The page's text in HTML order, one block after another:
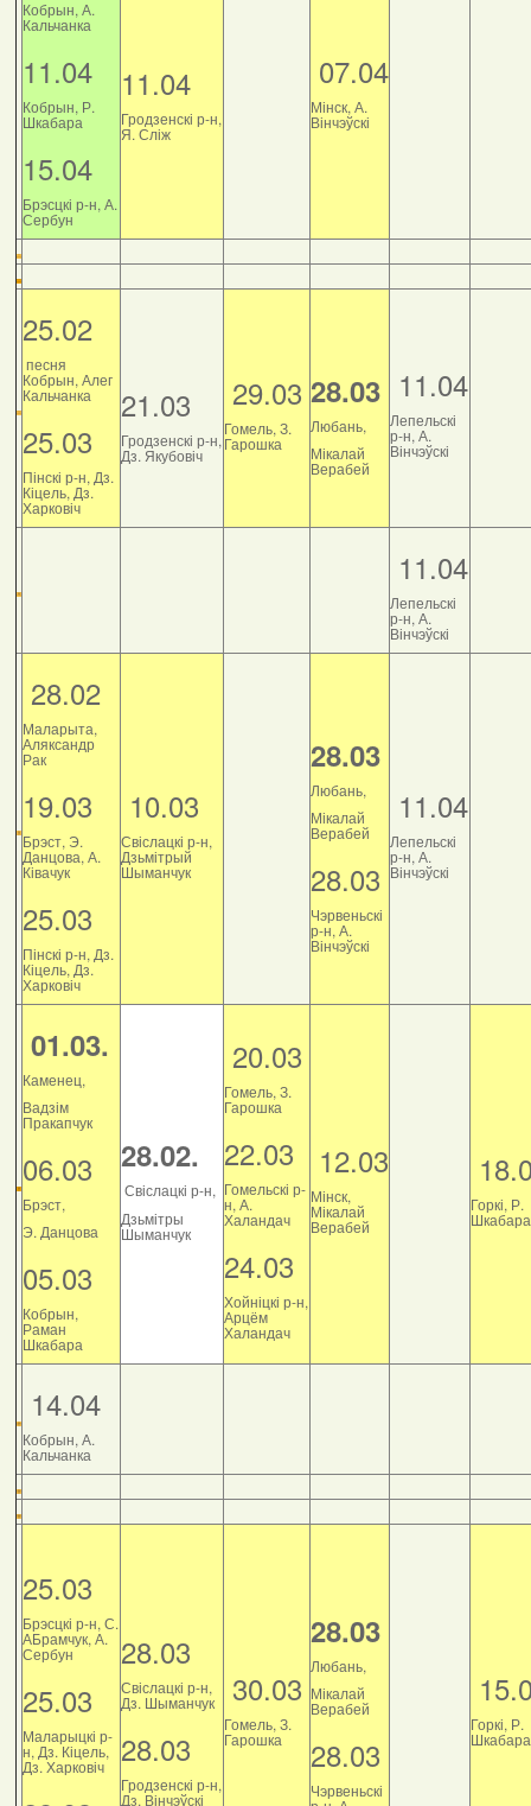
Кобрын, А.
Кальчанка
11.04
Кобрын, Р.
Шкабара
15.04
Брэсцкі р-н, А.
Сербун
11.04
Гродзенскі р-н,
Я. Сліж
07.04
Мінск, А.
Вінчэўскі
25.02
песня
Кобрын, Алег
Кальчанка
25.03
Пінскі р-н, Дз.
Кіцель, Дз.
Харковіч
21.03
Гродзенскі р-н,
Дз. Якубовіч
29.03
Гомель, З.
Гарошка
28.03
Любань,
Мікалай
Верабей
11.04
Лепельскі
р-н, А.
Вінчэўскі
11.04
Лепельскі
р-н, А.
Вінчэўскі
28.02
Маларыта,
Аляксандр
Рак
19.03
Брэст, Э.
Данцова, А.
Ківачук
25.03
Пінскі р-н, Дз.
Кіцель, Дз.
Харковіч
10.03
Свіслацкі р-н,
Дзьмітрый
Шыманчук
28.03
Любань,
Мікалай
Верабей
28.03
Чэрвеньскі
р-н, А.
Вінчэўскі
11.04
Лепельскі
р-н, А.
Вінчэўскі
01.03.
Каменец,
Вадзім
Пракапчук
06.03
Брэст,
Э. Данцова
05.03
Кобрын,
Раман
Шкабара
28.02.
Свіслацкі р-н,
Дзьмітры
Шыманчук
20.03
Гомель, З.
Гарошка
22.03
Гомельскі р-
н, А.
Халандач
24.03
Хойніцкі р-н,
Арцём
Халандач
12.03
Мінск,
Мікалай
Верабей
Горкі, Р.
Шкабара
14.04
Кобрын, А.
Кальчанка
25.03
Брэсцкі р-н, С.
АБрамчук, А.
Сербун
25.03
Маларыцкі р-
н, Дз. Кіцель,
Дз. Харковіч
28.03
Свіслацкі р-н,
Дз. Шыманчук
28.03
Гродзенскі р-н,
Дз. Вінчэўскі
30.03
Гомель, З.
Гарошка
28.03
Любань,
Мікалай
Верабей
28.03
Чэрвеньскі
Горкі, Р.
Шкабара